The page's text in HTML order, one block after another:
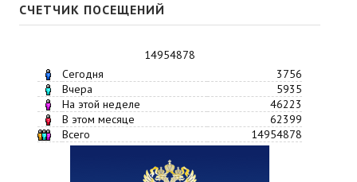
СЧЕТЧИК ПОСЕЩЕНИЙ
14954878
Сегодня
3756
Вчера
5935
На этой неделе
46223
В этом месяце
62399
Всего
14954878